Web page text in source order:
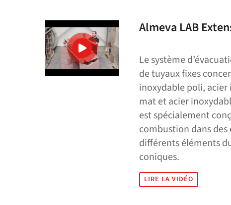
Almeva LAB
Le système
de tuyaux fixes
inoxydable poli,
mat et acier
est spécialement
combustion dans
différents éléments
coniques.
LIRE LA VIDÉO